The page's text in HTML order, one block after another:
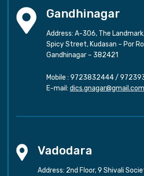
Gandhinagar
Address: A-306, The
Spicy Street, Kudasan – Por
Gandhinagar – 382421
Mobile : 9723832444/
E-mail: dics.gnagar@gmail.com
Vadodara
Address: 2nd Floor, 9 Shivali